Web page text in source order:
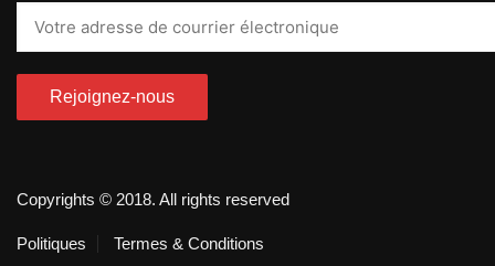
Copyrights © 2018. All rights reserved
Politiques Termes & Conditions